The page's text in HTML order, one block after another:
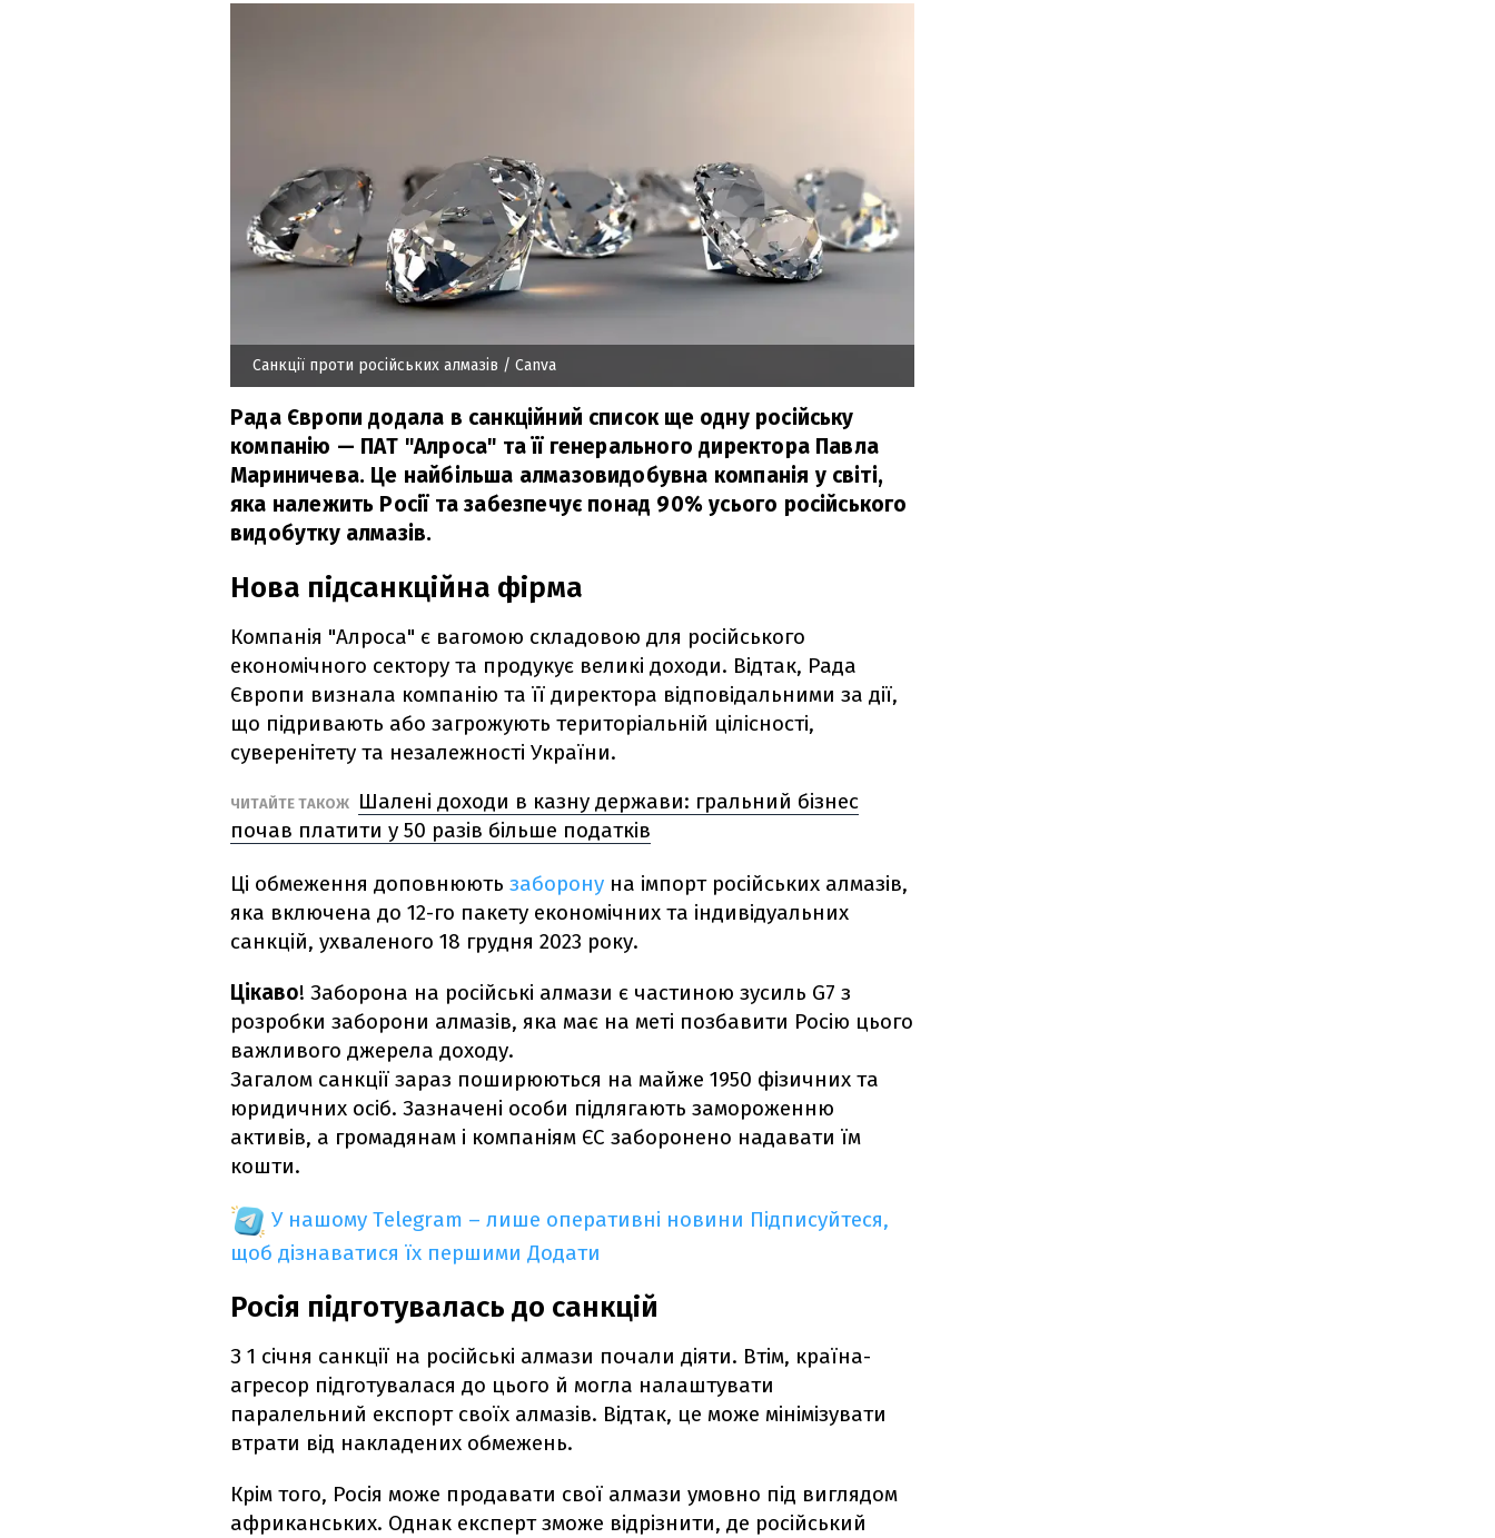
Санкції проти російських алмазів / Canva
Рада Європи додала в санкційний список ще одну російську
компанію — ПАТ "Алроса" та її генерального директора Павла
Мариничева. Це найбільша алмазовидобувна компанія у світі,
яка належить Росії та забезпечує понад 90% усього російського
видобутку алмазів.
Нова підсанкційна фірма
Компанія "Алроса" є вагомою складовою для російського
економічного сектору та продукує великі доходи. Відтак, Рада
Європи визнала компанію та її директора відповідальними за дії,
що підривають або загрожують територіальній цілісності,
суверенітету та незалежності України.
ЧИТАЙТЕ ТАКОЖ
Шалені доходи в казну держави: гральний бізнес
почав платити у 50 разів більше податків
Ці обмеження доповнюють заборону на імпорт російських алмазів,
яка включена до 12-го пакету економічних та індивідуальних
санкцій, ухваленого 18 грудня 2023 року.
Цікаво! Заборона на російські алмази є частиною зусиль G7 з
розробки заборони алмазів, яка має на меті позбавити Росію цього
важливого джерела доходу.
Загалом санкції зараз поширюються на майже 1950 фізичних та
юридичних осіб. Зазначені особи підлягають замороженню
активів, а громадянам і компаніям ЄС заборонено надавати їм
кошти.
У нашому Telegram – лише оперативні новини Підписуйтеся,
щоб дізнаватися їх першими Додати
Росія підготувалась до санкцій
З 1 січня санкції на російські алмази почали діяти. Втім, країна-
агресор підготувалася до цього й могла налаштувати
паралельний експорт своїх алмазів. Відтак, це може мінімізувати
втрати від накладених обмежень.
Крім того, Росія може продавати свої алмази умовно під виглядом
африканських. Однак експерт зможе відрізнити, де російський